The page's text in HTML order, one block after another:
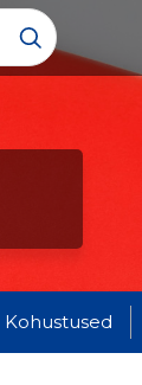
Kohustused